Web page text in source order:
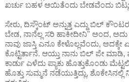
ಖರ್ಚು ಬಹಳ ಆಯಿತೆಂದು ಬೇಡವೆಂದು ಬಿಟ್ಲು
ಸೇಠು, ದಿಸ್ಕೌಂಟ್ ಅನ್ನುತ್ತ ಎದ್ದು ಬಿಲ್
ಬೇಡ, ನಾನೆಲ್ಲ ಸರಿ ಹಾಕೀದೀನಿ" ಅಂದ,
ನಾವು ಜಾಸ್ತಿ ಎನೂ ಕೇಳೊಲ್ಲವೆಂದು, ಅದಕ್ಕೇ
ಕೊಟ್ಟಿರ್ತಾನೆ. ಆಯ್ತು ನಾನು ಬಿಲ್ ಪೇ ಮಾಡಿ,
ಕಾರ್ಡು ಎಳೆದು ಪ್ಯಾಕು ಹೊತ್ತುಕೊಂಡು
ಹೊತ್ತು ಸುಮ್ಮನೆ ನಡೆಯುತ್ತಿದ್ಲು,